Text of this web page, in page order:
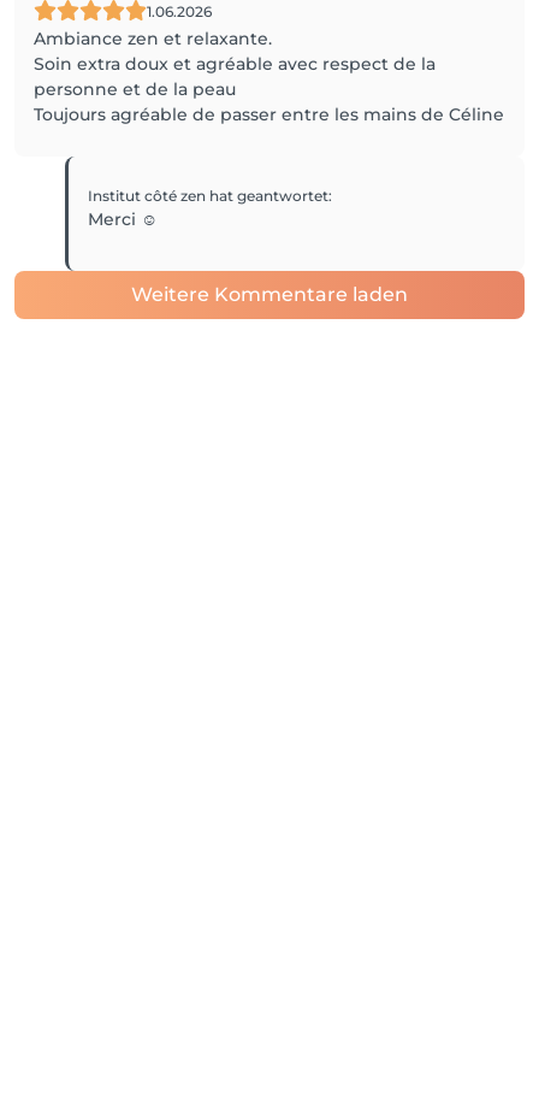
1.06.2026
Ambiance zen et relaxante.
Soin extra doux et agréable avec respect de la
personne et de la peau
Toujours agréable de passer entre les mains de Céline
Institut côté zen hat geantwortet:
Merci ☺️
Weitere Kommentare laden